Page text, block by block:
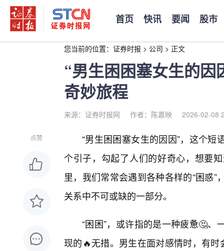
首页 快讯 要闻 股市
您当前的位置： 证券时报 > 公司 > 正文
“男生困困塞女生的
奇妙旅程
来源：证券时报网 作者：陈嘉映 2026-02-08
点赞
“男生困困塞女生的因因”，这个
个引子，勾起了人们的好奇心，想要
里，我们常常会遇到各种各样的“困惑
关系中不可或缺的一部分。
“困困”，或许指的是一种疲惫🤔
现的🔥无措。男生在面对感情时，有